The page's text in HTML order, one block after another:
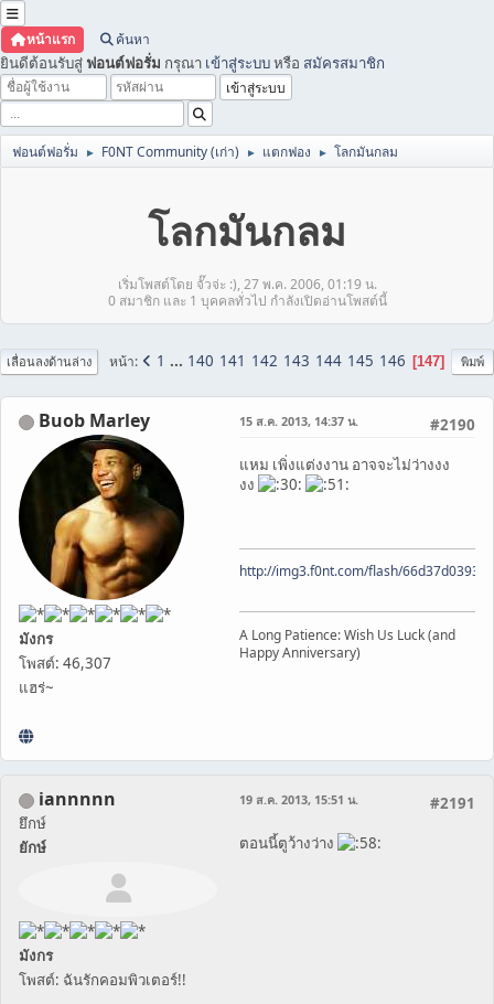
หน้าแรก ค้นหา
ยินดีต้อนรับสู่ ฟอนต์ฟอรั่ม กรุณา เข้าสู่ระบบหรือ สมัครสมาชิก
ฟอนต์ฟอรั่ม ► F0NT Community (เก่า) ► แตกฟอง ► โลกมันกลม
โลกมันกลม
เริ่มโพสต์โดย จั๊วจ่ะ :), 27 พ.ค. 2006, 01:19 น.
0 สมาชิก และ 1 บุคคลทั่วไป กำลังเปิดอ่านโพสต์นี้
พิมพ์
เลื่อนลงด้านล่าง หน้า 1 ... 140 141 142 143 144 145 146 147
Buob Marley
มังกร
โพสต์: 46,307
แฮร่~
#2190
15 ส.ค. 2013, 14:37 น.
แหม เพิ่งแต่งงาน อาจจะไม่ว่างงง
งง
http://img3.f0nt.com/flash/
A Long Patience: Wish Us Luck (and
Happy Anniversary)
iannnnn
ยึกษ์
ยักษ์
มังกร
โพสต์: ฉันรักคอมพิวเตอร์!!
#2191
19 ส.ค. 2013, 15:51 น.
ตอนนี้ตูว้างว่าง